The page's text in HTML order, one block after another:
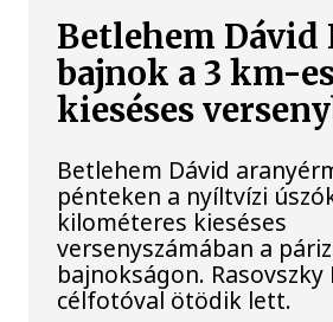
Betlehem Dávid
bajnok a 3 km-
kieséses
Betlehem Dávid
pénteken a nyíltvízi
kilométeres kieséses
versenyszámában a
bajnokságon.
célfotóval ötödik lett.